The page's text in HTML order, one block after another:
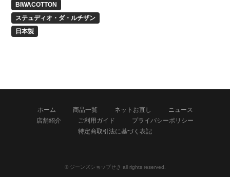
BIWACOTTON
ステュディオ・ダ・ルチザン
日本製
ホーム 商品一覧 ネットお直し
ニュース
店舗紹介
ご利用ガイド
プライバシーポリシー
特定商取引法に基づく表記
© ジーンズショップせき all rights reserved.